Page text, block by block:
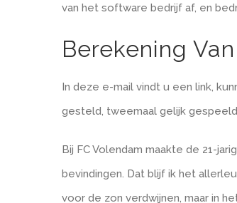
van het software bedrijf af, en
Berekening
In deze e-mail vindt u een link,
gesteld, tweemaal gelijk
Bij FC Volendam maakte de 21-
bevindingen. Dat blijf ik het
voor de zon verdwijnen, maar in